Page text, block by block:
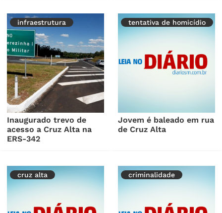
infraestrutura
Inaugurado trevo de
acesso a Cruz Alta na
ERS-342
tentativa de homicídio
Jovem é baleado em rua
de Cruz Alta
cruz alta criminalidade